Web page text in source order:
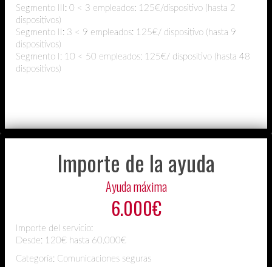
Segmento III: 0 < 3 empleados: 125€/dispositivo (hasta 2
dispositivos)
Segmento II: 3 < 9 empleados: 125€/ dispositivo (hasta 9
dispositivos)
Segmento I: 10 < 50 empleados: 125€/ dispositivo (hasta 48
dispositivos)
Importe de la ayuda
Ayuda máxima
6.000€
Importe del servicio:
Desde: 120€ hasta 60.000€
Categoría: Comunicaciones seguras